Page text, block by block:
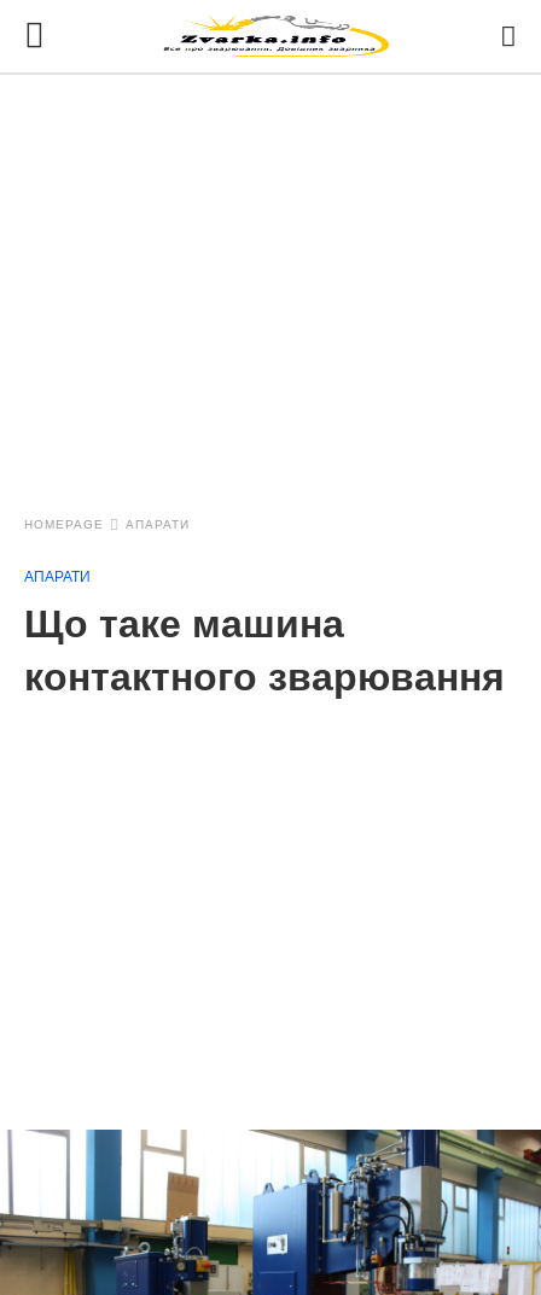
HOMEPAGE АПАРАТИ
АПАРАТИ
Що таке машина
контактного зварювання